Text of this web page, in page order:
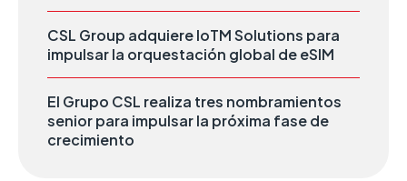
CSL Group adquiere IoTM Solutions para
impulsar la orquestación global de eSIM
El Grupo CSL realiza tres nombramientos
senior para impulsar la próxima fase de
crecimiento